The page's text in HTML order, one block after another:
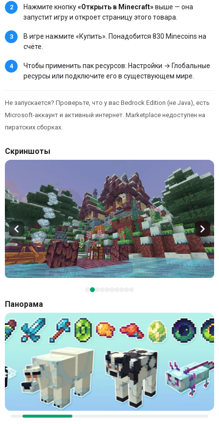
Нажмите кнопку«Открыть в Minecraft»выше — она
запустит игру и откроет страницу этого товара.
В игре нажмите «Купить». Понадобится 830 Minecoins на
счёте.
Чтобы применить пак ресурсов: Настройки → Глобальные
ресурсы или подключите его в существующем мире.
Не запускается? Проверьте, что у вас Bedrock Edition (не Java), есть
Microsoft-аккаунт и активный интернет. Marketplace недоступен на
пиратских сборках.
Скриншоты
Панорама